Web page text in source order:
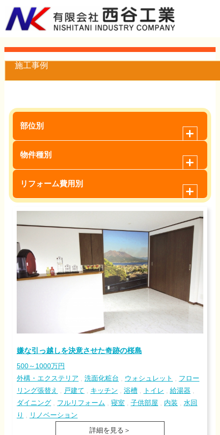
施工事例
部位別
物件種別
リフォーム費用別
嫌な引っ越しを決意させた奇跡の桜島
500～1000万円
外構・エクステリア ,洗面化粧台 , ウォシュレット , フロー
リング張替え , 戸建て , キッチン ,浴槽 , トイレ ,給湯器 ,
ダイニング , フルリフォーム ,寝室 ,子供部屋 , 内装 ,水回
り , リノベーション
詳細を見る＞